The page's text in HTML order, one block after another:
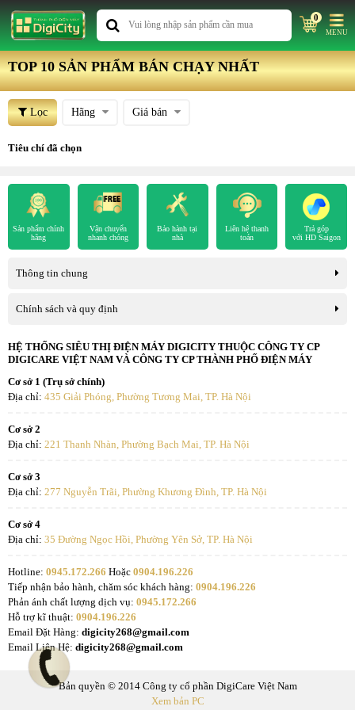
0
MENU
TOP 10 SẢN PHẨM BÁN CHẠY NHẤT
Lọc Hãng Giá bán
Tiêu chí đã chọn
Sản phẩm chính
hãng
Vận chuyển
nhanh chóng
Bảo hành tại
nhà
Liên hệ thanh
toán
Trả góp
với HD Saigon
Thông tin chung
Chính sách và quy định
HỆ THỐNG SIÊU THỊ ĐIỆN MÁY DIGICITY THUỘC CÔNG TY CP
DIGICARE VIỆT NAM VÀ CÔNG TY CP THÀNH PHỐ ĐIỆN MÁY
Cơ sở 1 (Trụ sở chính)
Địa chỉ: 435 Giải Phóng, Phường Tương Mai, TP. Hà Nội
Cơ sở 2
Địa chỉ: 221 Thanh Nhàn, Phường Bạch Mai, TP. Hà Nội
Cơ sở 3
Địa chỉ: 277 Nguyễn Trãi, Phường Khương Đình, TP. Hà Nội
Cơ sở 4
Địa chỉ: 35 Đường Ngọc Hồi, Phường Yên Sở, TP. Hà Nội
Hotline: 0945.172.266 Hoặc 0904.196.226
Tiếp nhận bảo hành, chăm sóc khách hàng: 0904.196.226
Phản ánh chất lượng dịch vụ: 0945.172.266
Hỗ trợ kĩ thuật: 0904.196.226
Email Đặt Hàng: digicity268@gmail.com
Email Liên Hệ: digicity268@gmail.com
Bản quyền © 2014 Công ty cổ phần DigiCare Việt Nam
Xem bản PC